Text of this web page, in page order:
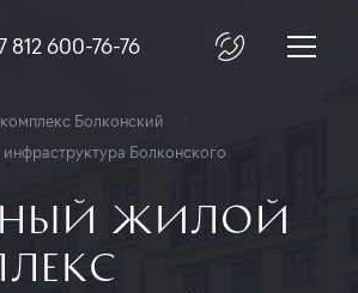
812 600-76-76
Болконский
Болконского
ЖИЛОЙ